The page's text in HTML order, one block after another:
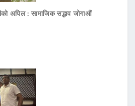
अपिल : सामाजिक सद्भाव जोगाऔं